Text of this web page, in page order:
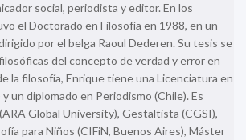
social, periodista y editor. En los
el Doctorado en Filosofía en 1988, en un
por el belga Raoul Dederen. Su tesis se
del concepto de verdad y error en
la filosofía, Enrique tiene una Licenciatura en
un diplomado en Periodismo (Chile). Es
Global University), Gestaltista (CGSI),
para Niños (CIFiN, Buenos Aires), Máster